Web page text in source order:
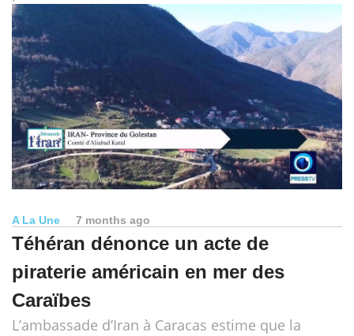
A La Une 7 months ago
Téhéran dénonce un acte de
piraterie américain en mer des
Caraïbes
L’ambassade d’Iran à Caracas estime que la